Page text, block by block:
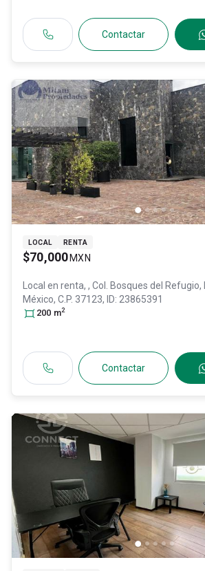
Contactar
LOCAL RENTA
$70,000 MXN
Local en renta, , Col. Bosques del Refugio,
México, C.P. 37123, ID: 23865391
200 m2
Contactar